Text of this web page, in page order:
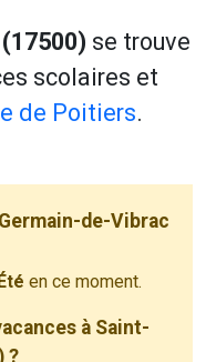
se trouve
scolaires et
de Poitiers.
de-Vibrac
en ce moment.
à Saint-
?